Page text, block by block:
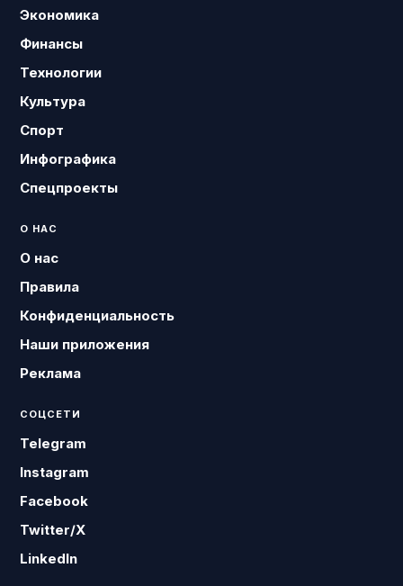
Экономика
Финансы
Технологии
Культура
Спорт
Инфографика
Спецпроекты
О НАС
О нас
Правила
Конфиденциальность
Наши приложения
Реклама
СОЦСЕТИ
Telegram
Instagram
Facebook
Twitter/X
LinkedIn